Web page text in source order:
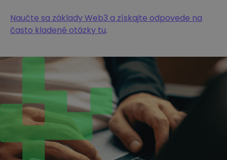
Naučte sa základy Web3 a získajte odpovede na
často kladené otázky tu.